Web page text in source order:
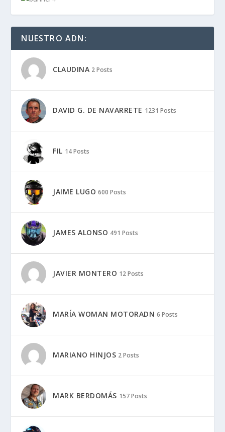
NUESTRO ADN:
CLAUDINA 2 Posts
DAVID G. DE NAVARRETE 1231 Posts
FIL 14 Posts
JAIME LUGO 600 Posts
JAMES ALONSO 491 Posts
JAVIER MONTERO 12 Posts
MARÍA WOMAN MOTORADN 6 Posts
MARIANO HINJOS 2 Posts
MARK BERDOMÁS 157 Posts